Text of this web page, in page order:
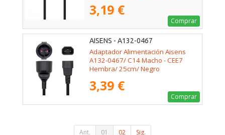
3,19 €
Comprar
AISENS - A132-0467
Adaptador Alimentación Aisens
A132-0467/ C14 Macho - CEE7
Hembra/ 25cm/ Negro
3,39 €
Comprar
Ant. 01 02 Sig.